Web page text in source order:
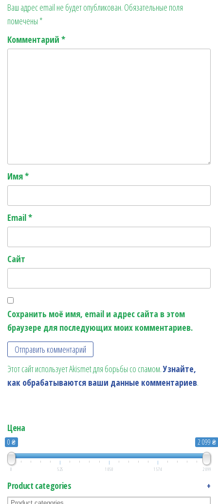
Ваш адрес email не будет опубликован. Обязательные поля
помечены *
Комментарий *
Имя*
Email*
Сайт
Сохранить моё имя, email и адрес сайта в этом
браузере для последующих моих комментариев.
Этот сайт использует Akismet для борьбы со спамом.Узнайте,
как обрабатываются ваши данные комментариев.
Цена
0 ₴ 2 099 ₴
0 525 1 050 1 574 2 099
Product categories +